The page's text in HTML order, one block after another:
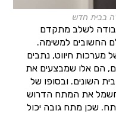
בבית חדש
לשלב מתקדם
החשובים למשימה.
מערכות חיווט, נתבים
הם אלו שמבצעים את
השונים. ובסופו של
את המתח הדרוש
שכן מתח גובה יכול